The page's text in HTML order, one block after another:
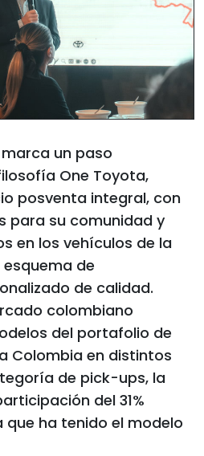
un paso
One Toyota,
posventa integral, con
para su comunidad y
en los vehículos de la
de
de calidad.
colombiano
del portafolio de
Colombia en distintos
de pick-ups, la
del 31%
ha tenido el modelo